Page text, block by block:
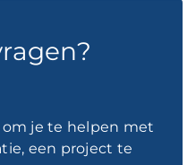
om je te helpen met
een project te